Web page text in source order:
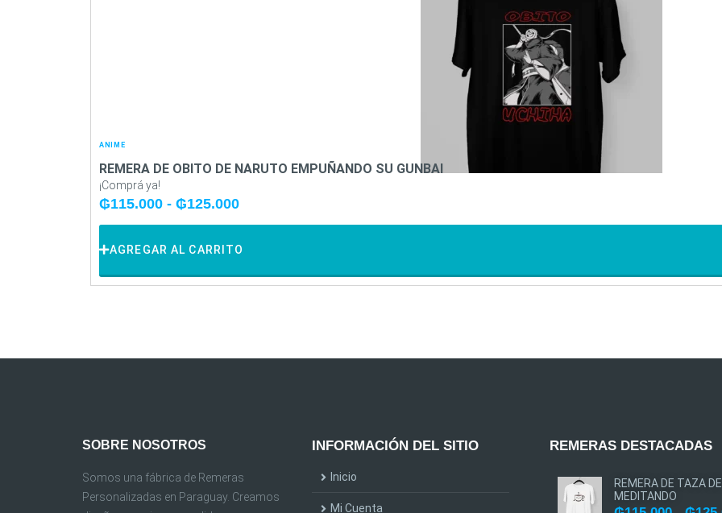
ANIME
REMERA DE OBITO DE NARUTO EMPUÑANDO SU GUNBAI
¡Comprá ya!
₲115.000 - ₲125.000
AGREGAR AL CARRITO
SOBRE NOSOTROS
Somos una fábrica de Remeras
Personalizadas en Paraguay. Creamos
INFORMACIÓN DEL SITIO
Inicio
Mi Cuenta
REMERAS DESTACADAS
REMERA DE TAZA
MEDITANDO